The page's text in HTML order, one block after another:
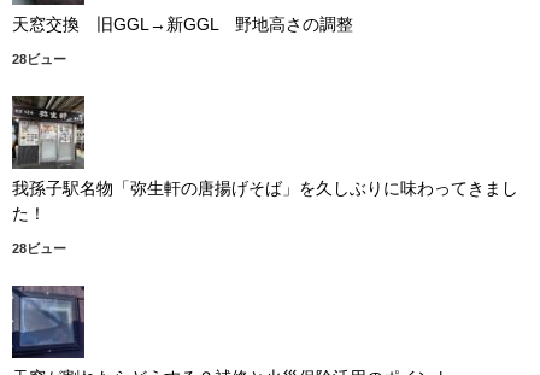
天窓交換 旧GGL→新GGL 野地高さの調整
28ビュー
我孫子駅名物「弥生軒の唐揚げそば」を久しぶりに味わってきまし
た！
28ビュー